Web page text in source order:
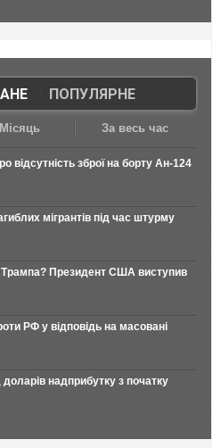
| ПОПУЛЯРНЕ
Місяць За весь час
відсутність зброї на борту Ан-124
мігрантів під час штурму
Президент США виступив
РФ у відповідь на масовані
надприбутку з початку